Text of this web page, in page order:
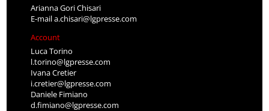
Arianna Gori Chisari
E-maila.chisari@lgpresse.com
Account
Luca Torino
l.torino@lgpresse.com
Ivana Cretier
i.cretier@lgpresse.com
Daniele Fimiano
d.fimiano@lgpresse.com